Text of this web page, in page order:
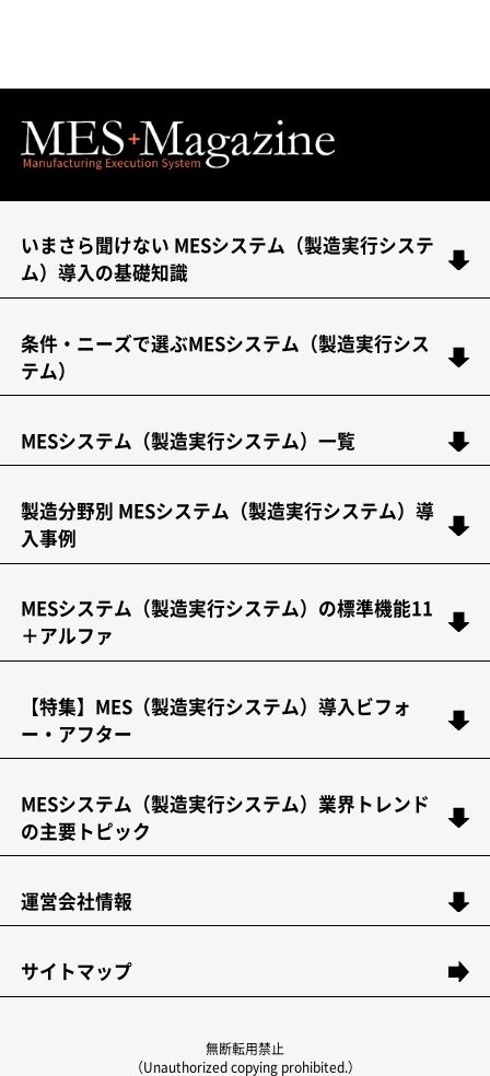
いまさら聞けない MESシステム（製造実行システ
ム）導入の基礎知識
条件・ニーズで選ぶMESシステム（製造実行シス
テム）
MESシステム（製造実行システム）一覧
製造分野別 MESシステム（製造実行システム）導
入事例
MESシステム（製造実行システム）の標準機能11
＋アルファ
【特集】MES（製造実行システム）導入ビフォ
ー・アフター
MESシステム（製造実行システム）業界トレンド
の主要トピック
運営会社情報
サイトマップ
無断転用禁止
（Unauthorized copying prohibited.）